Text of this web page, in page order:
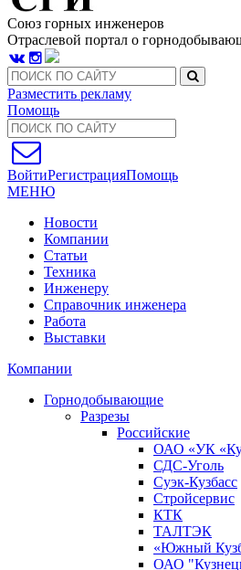
Союз горных инженеров
Отраслевой портал о
Разместить рекламу
Помощь
ВойтиРегистрацияПомощь
МЕНЮ
Новости
Компании
Статьи
Техника
Инженеру
Справочник инженера
Работа
Выставки
Компании
Горнодобывающие
Разрезы
Российские
ОАО «УК
СДС-Уголь
Суэк-Кузбасс
Стройсервис
КТК
ТАЛТЭК
«Южный
ОАО